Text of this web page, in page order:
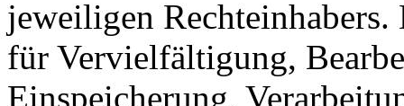
jeweiligen
für Vervielfältigung,
Einspeicherung,